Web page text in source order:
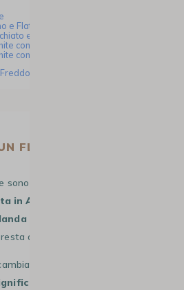
e Flat White
e Flat White
con una macchina per caffè a chicchi?
con una macchina per espresso
perfetto per l’estate
FLAT WHITE?
sono abbastanza vaghe.
in Australia
rivendica l’invenzione del
quindi irrisolto.
“bianco”